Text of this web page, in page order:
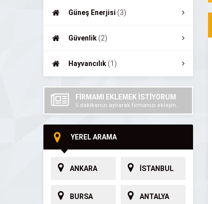
Güneş Enerjisi (3)
Güvenlik (2)
Hayvancılık (1)
FİRMAMI EKLEMEK İSTİYORUM
5 dakikanızı ayırarak firmanızı ekleyin..
YEREL ARAMA
ANKARA İSTANBUL
BURSA ANTALYA